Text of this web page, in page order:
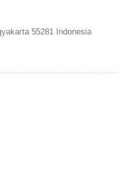
55281 Indonesia